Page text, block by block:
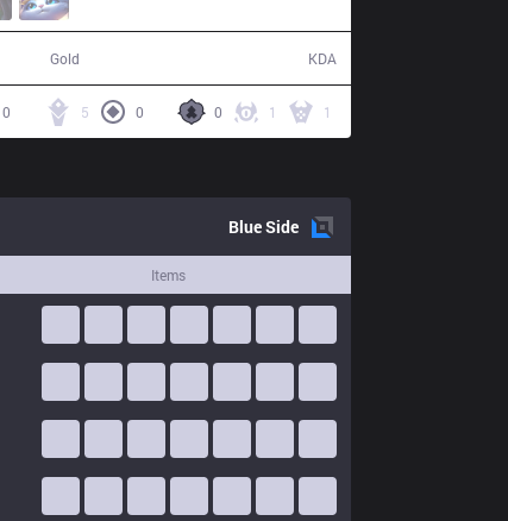
Gold KDA
0 1 1
5 0
0
BlueSide
Items